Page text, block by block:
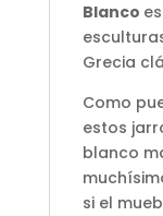
Blanco
Grecia
Como
estos
blanco
si el